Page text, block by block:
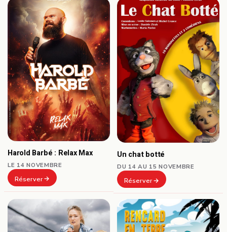
Harold Barbé : Relax Max
LE 14 NOVEMBRE
Réserver
Un chat botté
DU 14 AU 15 NOVEMBRE
Réserver